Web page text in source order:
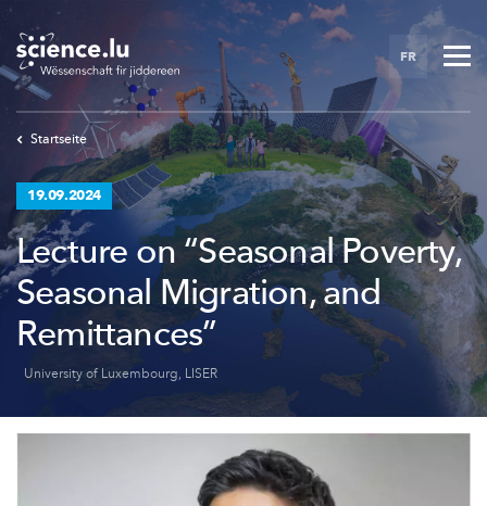
Skip
main
content
FR
Startseite
19.09.2024
Lecture on “Seasonal Poverty,
Seasonal Migration, and
Remittances”
University of Luxembourg, LISER